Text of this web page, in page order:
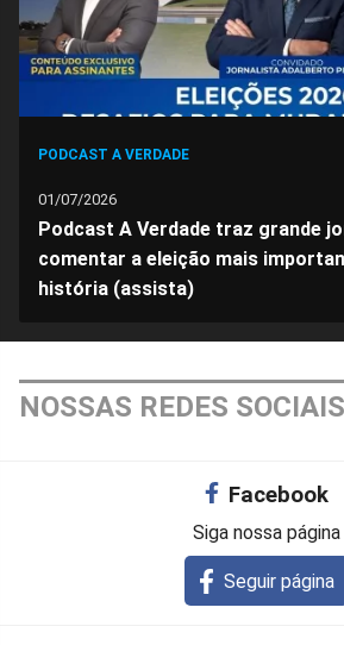
PODCAST A VERDADE
01/07/2026
Podcast A Verdade traz grande
comentar a eleição mais
história (assista)
NOSSAS REDES SOCIAIS
Facebook
Siga nossa página
Seguir página